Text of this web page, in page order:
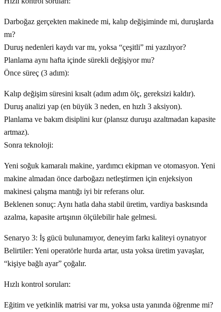
Darboğaz gerçekten makinede mi, kalıp değişiminde mi, duruşlarda
mı?
Duruş nedenleri kaydı var mı, yoksa “çeşitli” mi yazılıyor?
Planlama aynı hafta içinde sürekli değişiyor mu?
Önce süreç (3 adım):
Kalıp değişim süresini kısalt (adım adım ölç, gereksizi kaldır).
Duruş analizi yap (en büyük 3 neden, en hızlı 3 aksiyon).
Planlama ve bakım disiplini kur (plansız duruşu azaltmadan kapasite
artmaz).
Sonra teknoloji:
Yeni soğuk kamaralı makine, yardımcı ekipman ve otomasyon. Yeni
makine almadan önce darboğazı netleştirmen için enjeksiyon
makinesi çalışma mantığı iyi bir referans olur.
Beklenen sonuç: Aynı hatla daha stabil üretim, vardiya baskısında
azalma, kapasite artışının ölçülebilir hale gelmesi.
Senaryo 3: İş gücü bulunamıyor, deneyim farkı kaliteyi oynatıyor
Belirtiler: Yeni operatörle hurda artar, usta yoksa üretim yavaşlar,
“kişiye bağlı ayar” çoğalır.
Hızlı kontrol soruları:
Eğitim ve yetkinlik matrisi var mı, yoksa usta yanında öğrenme mi?